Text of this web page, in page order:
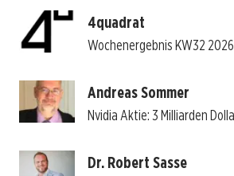
4quadrat
Wochenergebnis KW32 2026
Andreas Sommer
Nvidia Aktie: 3 Milliarden
Dr. Robert Sasse